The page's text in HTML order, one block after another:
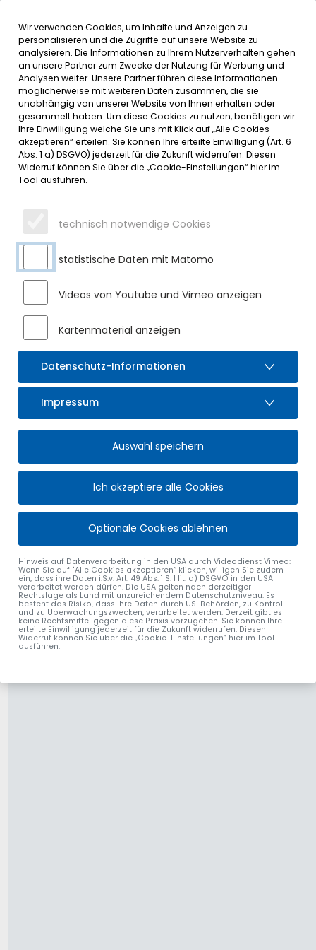
MENÜ
SERVICE
DATUMSMENÜ
JAHR WÄHLEN
MONAT WÄHLEN
Wir verwenden Cookies, um Inhalte und Anzeigen zu
personalisieren und die Zugriffe auf unsere Website zu
analysieren. Die Informationen zu Ihrem Nutzerverhalten gehen
an unsere Partner zum Zwecke der Nutzung für Werbung und
Analysen weiter. Unsere Partner führen diese Informationen
möglicherweise mit weiteren Daten zusammen, die sie
unabhängig von unserer Website von Ihnen erhalten oder
gesammelt haben. Um diese Cookies zu nutzen, benötigen wir
Ihre Einwilligung welche Sie uns mit Klick auf „Alle Cookies
akzeptieren“ erteilen. Sie können Ihre erteilte Einwilligung (Art. 6
Abs. 1 a) DSGVO) jederzeit für die Zukunft widerrufen. Diesen
Widerruf können Sie über die „Cookie-Einstellungen“ hier im
Tool ausführen.
technisch notwendige Cookies
statistische Daten mit Matomo
Videos von Youtube und Vimeo anzeigen
Kartenmaterial anzeigen
Datenschutz-Informationen
Impressum
Auswahl speichern
Ich akzeptiere alle Cookies
Optionale Cookies ablehnen
Hinweis auf Datenverarbeitung in den USA durch Videodienst Vimeo:
Wenn Sie auf "Alle Cookies akzeptieren“ klicken, willigen Sie zudem
ein, dass ihre Daten i.S.v. Art. 49 Abs. 1 S. 1 lit. a) DSGVO in den USA
verarbeitet werden dürfen. Die USA gelten nach derzeitiger
Rechtslage als Land mit unzureichendem Datenschutzniveau. Es
besteht das Risiko, dass Ihre Daten durch US-Behörden, zu Kontroll-
und zu Überwachungszwecken, verarbeitet werden. Derzeit gibt es
keine Rechtsmittel gegen diese Praxis vorzugehen. Sie können Ihre
erteilte Einwilligung jederzeit für die Zukunft widerrufen. Diesen
Widerruf können Sie über die „Cookie-Einstellungen“ hier im Tool
ausführen.